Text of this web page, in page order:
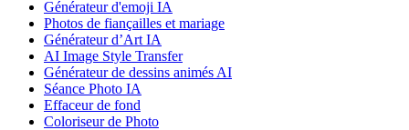
Générateur d'emoji IA
Photos de fiançailles et mariage
Générateur d’Art IA
AI Image Style Transfer
Générateur de dessins animés AI
Séance Photo IA
Effaceur de fond
Coloriseur de Photo